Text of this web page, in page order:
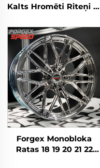
Kalts Hromēti Riteņi 19
5x114.3 5x120 priekš
350Z 370Z Supra Civic
IS BMW F30 G20 F32
G22 M3 M4
Forgex Monobloka
Ratas 18 19 20 21 22